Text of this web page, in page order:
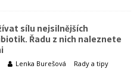
sílu nejsilnějších
Řadu z nich naleznete
Lenka Burešová Rady a tipy